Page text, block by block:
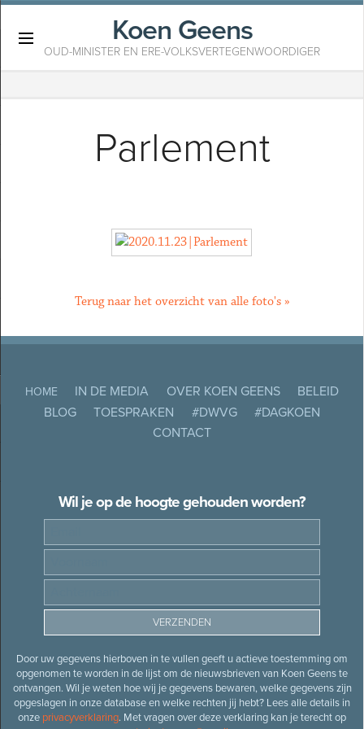
Koen Geens
OUD-MINISTER EN ERE-VOLKSVERTEGENWOORDIGER
Parlement
Terug naar het overzicht van alle foto's »
HOME IN DE MEDIA OVER KOEN GEENS
BELEID
BLOG
TOESPRAKEN #DWVG
#DAGKOEN
CONTACT
Wil je op de hoogte gehouden worden?
Door uw gegevens hierboven in te vullen geeft u actieve toestemming om
opgenomen te worden in de lijst om de nieuwsbrieven van Koen Geens te
ontvangen. Wil je weten hoe wij je gegevens bewaren, welke gegevens zijn
opgeslagen in onze database en welke rechten jij hebt? Lees alle details in
onze privacyverklaring. Met vragen over deze verklaring kan je terecht op